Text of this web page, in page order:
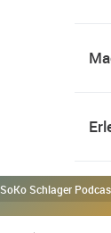
SoKo Schlager